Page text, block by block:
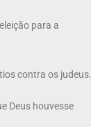
para a
contra os judeus.
Deus houvesse